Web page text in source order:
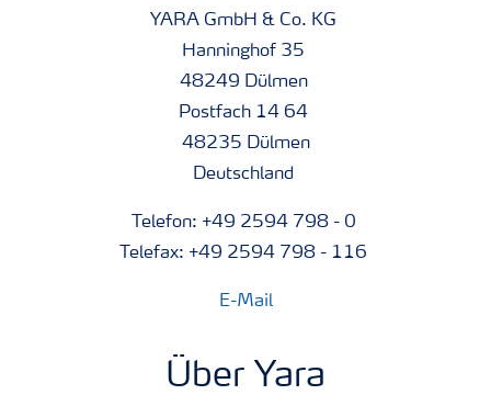
YARA GmbH & Co. KG
Hanninghof 35
48249 Dülmen
Postfach 14 64
48235 Dülmen
Deutschland
Telefon: +49 2594 798 - 0
Telefax: +49 2594 798 - 116
E-Mail
Über Yara